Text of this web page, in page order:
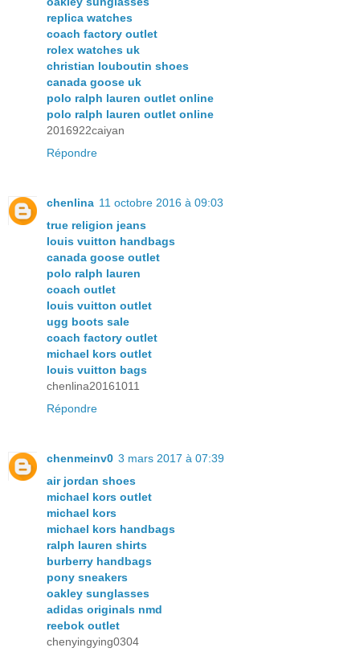
replica watches
coach factory outlet
rolex watches uk
christian louboutin shoes
canada goose uk
polo ralph lauren outlet online
polo ralph lauren outlet online
2016922caiyan
Répondre
chenlina 11 octobre 2016 à 09:03
true religion jeans
louis vuitton handbags
canada goose outlet
polo ralph lauren
coach outlet
louis vuitton outlet
ugg boots sale
coach factory outlet
michael kors outlet
louis vuitton bags
chenlina20161011
Répondre
chenmeinv0 3 mars 2017 à 07:39
air jordan shoes
michael kors outlet
michael kors
michael kors handbags
ralph lauren shirts
burberry handbags
pony sneakers
oakley sunglasses
adidas originals nmd
reebok outlet
chenyingying0304